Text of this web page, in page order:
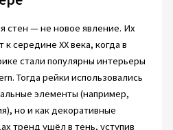
стен — не новое явление. Их
середине XX века, когда в
стали популярны интерьеры
Тогда рейки использовались
элементы (например,
но и как декоративные
тренд ушёл в тень, уступив